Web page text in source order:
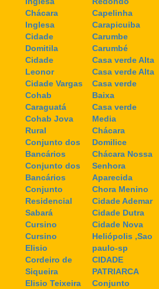
Chácara
Inglesa
Cidade
Domitila
Cidade
Leonor
Cidade Vargas
Cohab
Caraguatá
Cohab Jova
Rural
Conjunto dos
Bancários
Conjunto dos
Bancários
Conjunto
Residencial
Sabará
Cursino
Cursino
Elisio
Cordeiro de
Siqueira
Elisio Teixeira
Capelinha
Carapicuiba
Carumbe
Carumbé
Casa verde Alta
Casa verde Alta
Casa verde
Baixa
Casa verde
Media
Chácara
Domilice
Chácara Nossa
Senhora
Aparecida
Chora Menino
Cidade Ademar
Cidade Dutra
Cidade Nova
Heliópolis ,Sao
paulo-sp
CIDADE
PATRIARCA
Conjunto